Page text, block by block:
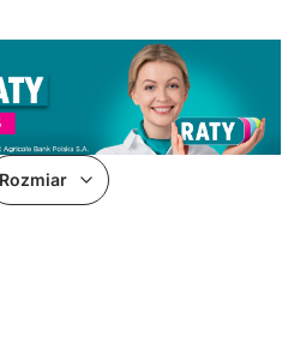
Rozmiar